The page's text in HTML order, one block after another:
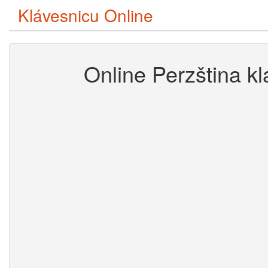
Klávesnicu Online
Online Perzština